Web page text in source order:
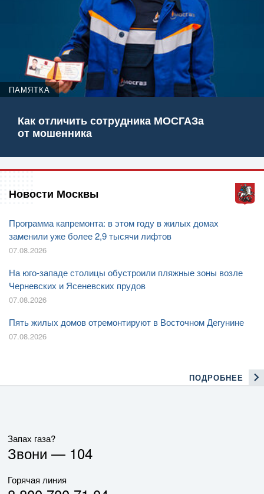
ПАМЯТКА
Как отличить сотрудника МОСГАЗа
от мошенника
Новости Москвы
Программа капремонта: в этом году в жилых домах
заменили уже более 2,9 тысячи лифтов
07.08.2026
На юго-западе столицы обустроили пляжные зоны возле
Черневских и Ясеневских прудов
07.08.2026
Пять жилых домов отремонтируют в Восточном Дегунине
07.08.2026
ПОДРОБНЕЕ
Запах газа?
Звони — 104
Горячая линия